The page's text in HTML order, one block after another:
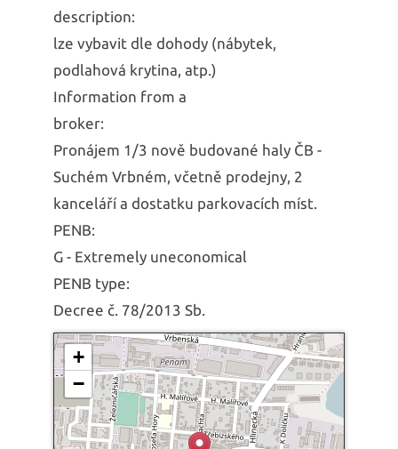
description:
lze vybavit dle dohody (nábytek,
podlahová krytina, atp.)
Information from a
broker:
Pronájem 1/3 nově budované haly ČB -
Suchém Vrbném, včetně prodejny, 2
kanceláří a dostatku parkovacích míst.
PENB:
G - Extremely uneconomical
PENB type:
Decree č. 78/2013 Sb.
+
−